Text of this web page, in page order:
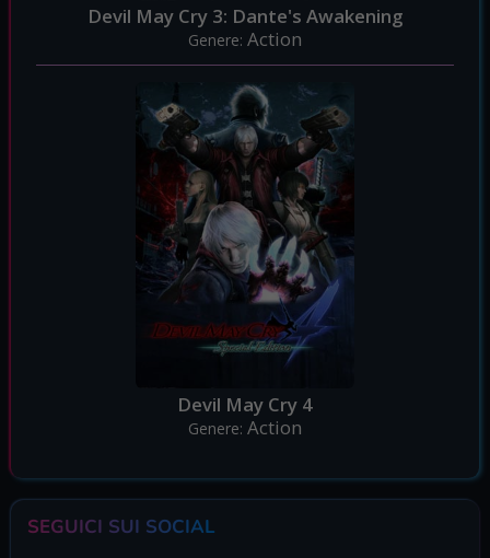
Devil May Cry 3: Dante's Awakening
Genere: Action
Devil May Cry 4
Genere: Action
SEGUICI SUI SOCIAL